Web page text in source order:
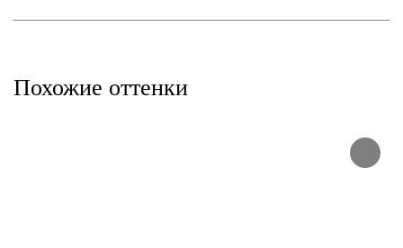
Похожие оттенки